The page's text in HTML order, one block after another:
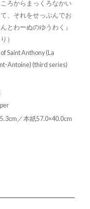
ろからまっくろなかい
、それをせっぷんでお
とわーぬのゆうわく』
）
Saint Anthony (La
Antoine) (third series)
／本紙57.0×40.0cm